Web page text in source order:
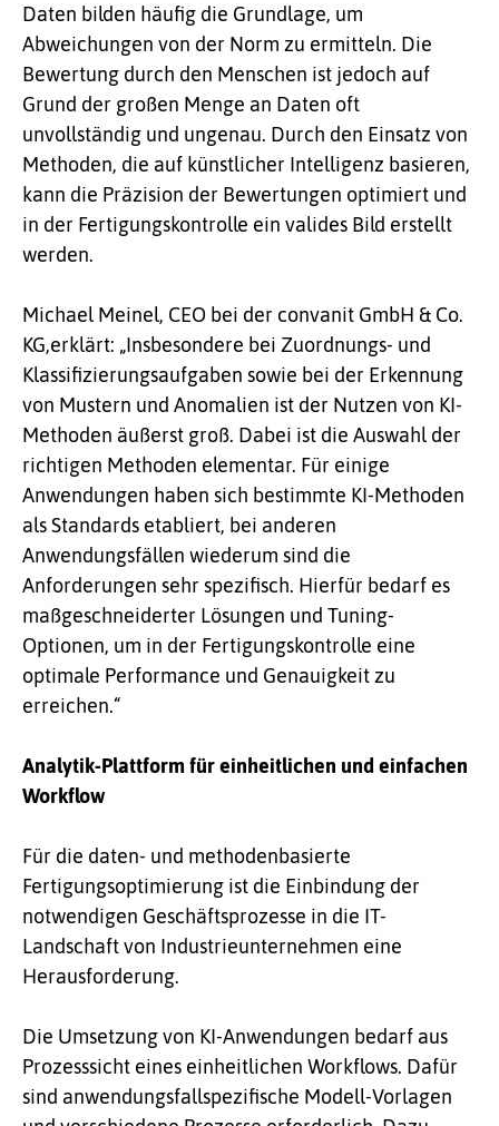
Daten bilden häufig die Grundlage, um
Abweichungen von der Norm zu ermitteln. Die
Bewertung durch den Menschen ist jedoch auf
Grund der großen Menge an Daten oft
unvollständig und ungenau. Durch den Einsatz von
Me­thoden, die auf künstlicher Intelligenz basieren,
kann die Präzision der Bewertungen optimiert und
in der Fertigungskontrolle ein valides Bild erstellt
werden.
Michael Meinel, CEO bei der convanit GmbH & Co.
KG,erklärt: „Insbesondere bei Zuordnungs- und
Klassifizierungsaufgaben sowie bei der Erkennung
von Mustern und Anomalien ist der Nutzen von KI-
Methoden äußerst groß. Dabei ist die Auswahl der
richtigen Methoden elementar. Für einige
Anwendungen haben sich bestimmte KI-Methoden
als Standards etabliert, bei anderen
Anwendungsfällen wiederum sind die
Anforderungen sehr spezifisch. Hierfür bedarf es
maßgeschneiderter Lösungen und Tuning-
Optionen, um in der Fertigungskontrolle eine
optimale Performance und Genauigkeit zu
erreichen.“
Analytik-Plattform für einheitlichen und einfachen
Workflow
Für die daten- und methodenbasierte
Fertigungsoptimierung ist die Einbindung der
notwendigen Geschäftsprozesse in die IT-
Landschaft von Industrieunternehmen eine
Herausforderung.
Die Umsetzung von KI-Anwendungen bedarf aus
Prozesssicht eines einheitlichen Workflows. Dafür
sind anwendungsfallspezifische Modell-Vorlagen